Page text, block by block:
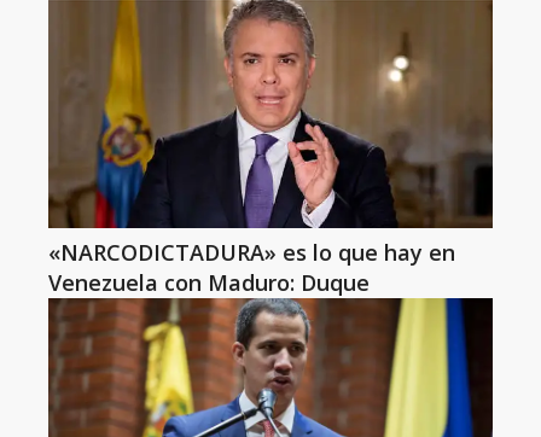
«NARCODICTADURA» es lo que hay en
Venezuela con Maduro: Duque